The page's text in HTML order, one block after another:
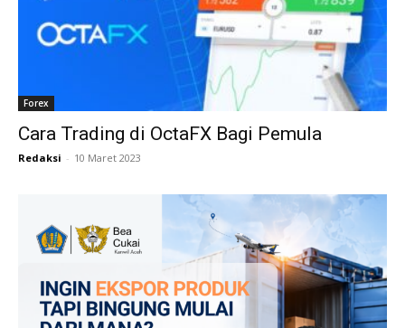
Forex
Cara Trading di OctaFX Bagi Pemula
Redaksi - 10 Maret 2023